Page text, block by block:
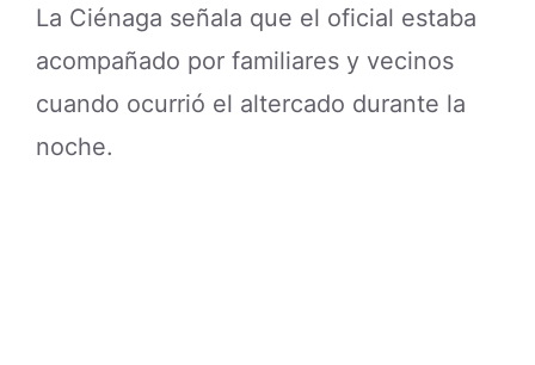
La Ciénaga señala que el oficial estaba
acompañado por familiares y vecinos
cuando ocurrió el altercado durante la
noche.